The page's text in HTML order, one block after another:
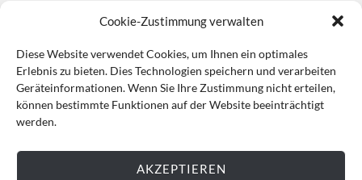
Cookie-Zustimmung verwalten
Diese Website verwendet Cookies, um Ihnen ein optimales
Erlebnis zu bieten. Dies Technologien speichern und verarbeiten
Geräteinformationen. Wenn Sie Ihre Zustimmung nicht erteilen,
können bestimmte Funktionen auf der Website beeinträchtigt
werden.
AKZEPTIEREN
Mein Bestellkonto Kundeninformationen Datenschutz
Cookie-Richtlinie (EU) Impressum
VERTRAG WIDERRUFEN